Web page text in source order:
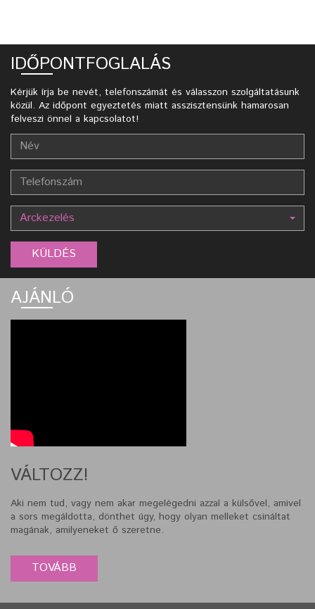
IDŐPONTFOGLALÁS
Kérjük írja be nevét, telefonszámát és válasszon szolgáltatásunk
közül. Az időpont egyeztetés miatt asszisztensünk hamarosan
felveszi önnel a kapcsolatot!
Arckezelés
AJÁNLÓ
VÁLTOZZ!
Aki nem tud, vagy nem akar megelégedni azzal a külsővel, amivel
a sors megáldotta, dönthet úgy, hogy olyan melleket csináltat
magának, amilyeneket ő szeretne.